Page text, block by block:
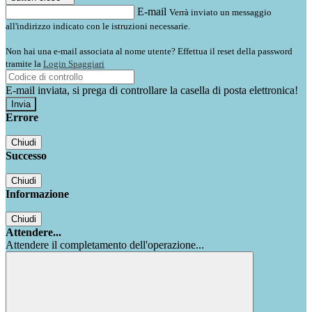
E-mail Verrà inviato un messaggio
all'indirizzo indicato con le istruzioni necessarie.
Non hai una e-mail associata al nome utente? Effettua il reset della password
tramite la Login Spaggiari
E-mail inviata, si prega di controllare la casella di posta elettronica!
Errore
Chiudi
Successo
Chiudi
Informazione
Chiudi
Attendere...
Attendere il completamento dell'operazione...